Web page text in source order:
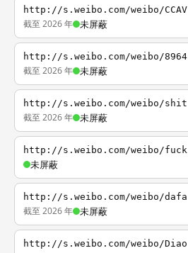
http://s.weibo.com/weibo/CCAV
截至 2026 年 未屏蔽
http://s.weibo.com/weibo/8964
截至 2026 年 未屏蔽
http://s.weibo.com/weibo/shit
截至 2026 年 未屏蔽
http://s.weibo.com/weibo/fuck
未屏蔽
http://s.weibo.com/weibo/dafa
截至 2026 年 未屏蔽
http://s.weibo.com/weibo/Diao